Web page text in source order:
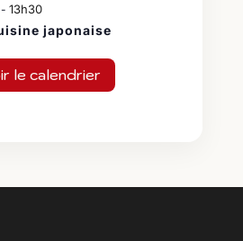
13h30
japonaise
le calendrier